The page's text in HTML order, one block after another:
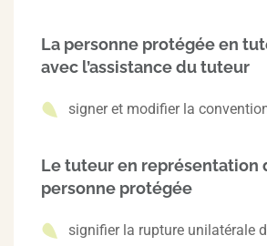
La personne protégée en
avec l’assistance du tuteur
signer et modifier la
Le tuteur en représentation
personne protégée
signifier la rupture unilatérale